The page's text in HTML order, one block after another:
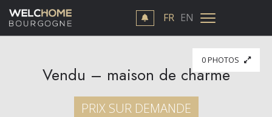
FR EN
0 PHOTOS
Vendu – maison de charme
PRIX SUR DEMANDE